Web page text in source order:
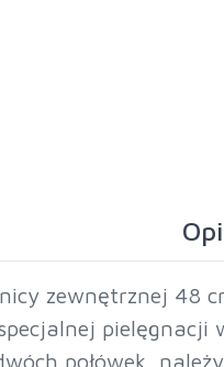
zewnętrznej 48
połówek,